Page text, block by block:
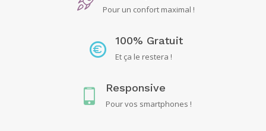
Pour un confort maximal !
100% Gratuit
Et ça le restera !
Responsive
Pour vos smartphones !